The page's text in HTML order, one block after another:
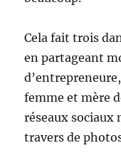
Cela fait trois
en partageant
femme et mère
réseaux
travers de